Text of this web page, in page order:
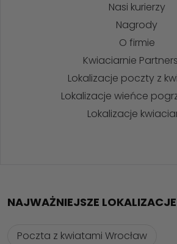
Nasi kurierzy
Nagrody
O firmie
Kwiaciarnie
Lokalizacje poczty z
Lokalizacje wieńce
Lokalizacje
NAJWAŻNIEJSZE
Poczta z kwiatami Wrocław